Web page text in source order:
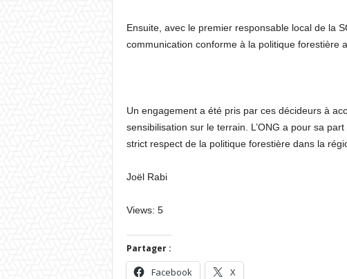
Ensuite, avec le premier responsable local de la
communication conforme à la politique forestière
Un engagement a été pris par ces décideurs à
sensibilisation sur le terrain. L’ONG a pour sa
strict respect de la politique forestière dans la
Joël Rabi
Views: 5
Partager :
Facebook X